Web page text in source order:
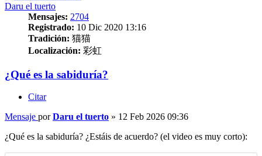
Daru el tuerto
Mensajes: 2704
Registrado: 10 Dic 2020 13:16
Tradición: 猫猫
Localización: 彩虹
¿Qué es la sabiduría?
Citar
Mensaje porDaru el tuerto » 12 Feb 2026 09:36
¿Qué es la sabiduría? ¿Estáis de acuerdo? (el video es muy corto):